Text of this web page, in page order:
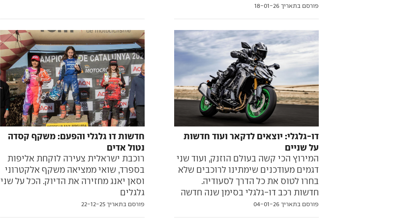
פורסם בתאריך 18-01-26
דו-גלגלי: יוצאים לדקאר ועוד חדשות
על שניים
המירוץ הכי קשה בעולם הוזנק, ועוד שני
דגמים מעודכנים שימתינו לרוכבים שלא
בחרו לטוס את כל הדרך לסעודיה.
חדשות רכב דו-גלגלי בסימן שנה חדשה
פורסם בתאריך 04-01-26
חדשות דו גלגלי והפעם: משקף קסדה
נטול אדים
רוכבת ישראלית צעירה לוקחת אליפות
בספרד, שואי ממציאה משקף אלקטרוני
וסאן יאנג מחזירה את הדיוק. הכל על שני
גלגלים
פורסם בתאריך 22-12-25